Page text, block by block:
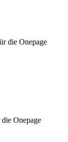
die Onepage
Onepage